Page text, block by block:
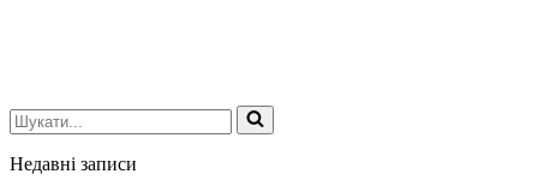
Шукати...
Недавні записи